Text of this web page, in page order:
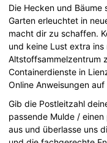
Die Hecken und
Garten erleuchtet in
macht dir zu schaffen.
und keine Lust extra
Altstoffsammelzentrum
Containerdienste in
Online Anweisungen
Gib die Postleitzahl
passende Mulde /
aus und überlasse uns